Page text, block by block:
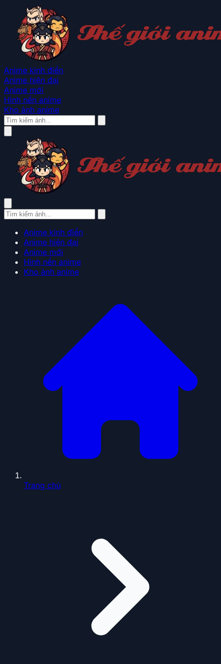
Anime kinh điển
Anime hiện đại
Anime mới
Hình nền anime
Kho ảnh anime
Anime kinh điển
Anime hiện đại
Anime mới
Hình nền anime
Kho ảnh anime
Trang chủ